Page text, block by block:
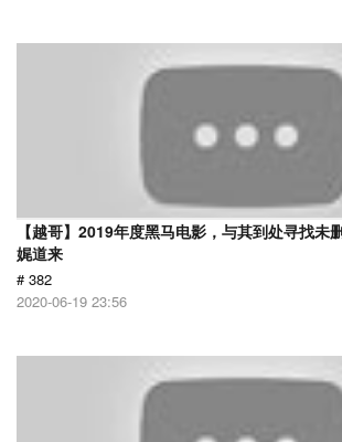
【越哥】2019年度黑马电影，与其到处寻找未
娓道来
# 382
2020-06-19 23:56